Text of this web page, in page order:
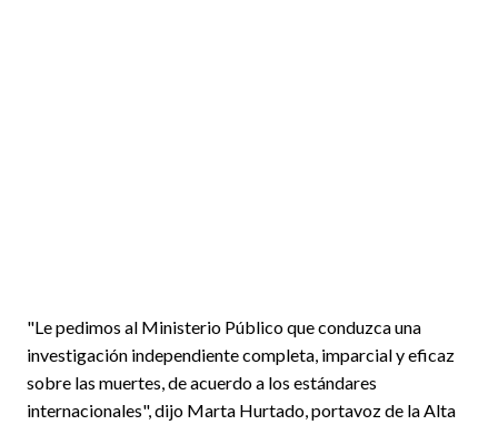
"Le pedimos al Ministerio Público que conduzca una
investigación independiente completa, imparcial y eficaz
sobre las muertes, de acuerdo a los estándares
internacionales", dijo Marta Hurtado, portavoz de la Alta